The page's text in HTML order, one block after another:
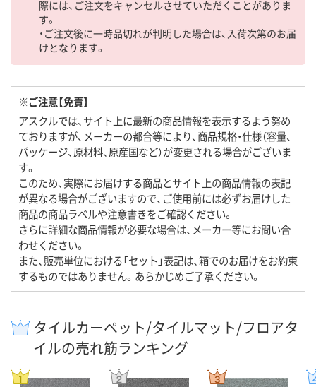
際には、ご注文をキャンセルさせていただくことがありま
す。
・ご注文後に一時品切れが判明した場合は、入荷次第のお届
けとなります。
※ご注意【免責】
アスクルでは、サイト上に最新の商品情報を表示するよう努め
ておりますが、メーカーの都合等により、商品規格・仕様（容量、
パッケージ、原材料、原産国など）が変更される場合がございま
す。
このため、実際にお届けする商品とサイト上の商品情報の表記
が異なる場合がございますので、ご使用前には必ずお届けした
商品の商品ラベルや注意書きをご確認ください。
さらに詳細な商品情報が必要な場合は、メーカー等にお問い合
わせください。
また、販売単位における「セット」表記は、箱でのお届けをお約束
するものではありません。あらかじめご了承ください。
タイルカーペット/タイルマット/フロアタ
イルの売れ筋ランキング